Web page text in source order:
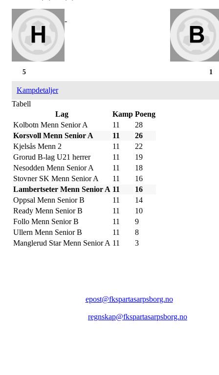
-
1
5
Kampdetaljer
Tabell
Lag
Kamp Poeng
Kolbotn Menn Senior A
11
28
Korsvoll Menn Senior A
11
26
Kjelsås Menn 2
11
22
Grorud B-lag U21 herrer
11
19
Nesodden Menn Senior A
11
18
Stovner SK Menn Senior A
11
16
Lambertseter Menn Senior A 11
16
Oppsal Menn Senior B
11
14
Ready Menn Senior B
11
10
Follo Menn Senior B
11
9
Ullern Menn Senior B
11
8
Manglerud Star Menn Senior A 11 3
epost@fkspartasarpsborg.no
regnskap@fkspartasarpsborg.no